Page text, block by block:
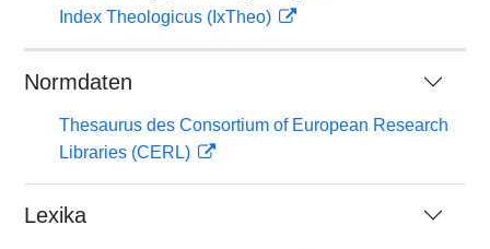
Index Theologicus (IxTheo)
Normdaten
Thesaurus des Consortium of European Research
Libraries (CERL)
Lexika